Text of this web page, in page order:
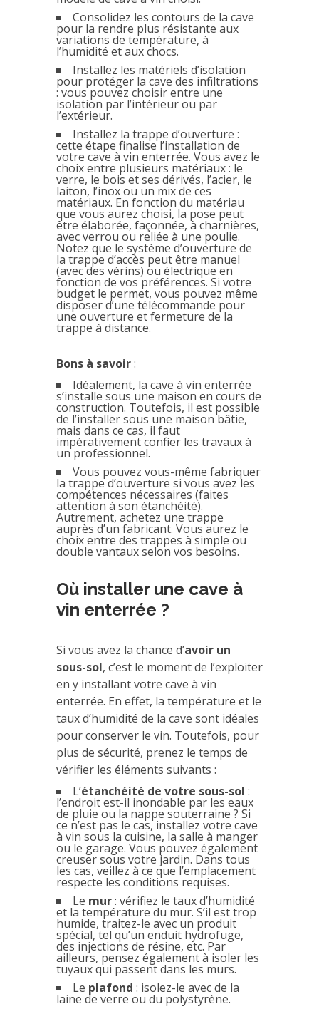
Consolidez les contours de la cave
pour la rendre plus résistante aux
variations de température, à
l’humidité et aux chocs.
Installez les matériels d’isolation
pour protéger la cave des infiltrations
: vous pouvez choisir entre une
isolation par l’intérieur ou par
l’extérieur.
Installez la trappe d’ouverture :
cette étape finalise l’installation de
votre cave à vin enterrée. Vous avez le
choix entre plusieurs matériaux : le
verre, le bois et ses dérivés, l’acier, le
laiton, l’inox ou un mix de ces
matériaux. En fonction du matériau
que vous aurez choisi, la pose peut
être élaborée, façonnée, à charnières,
avec verrou ou reliée à une poulie.
Notez que le système d’ouverture de
la trappe d’accès peut être manuel
(avec des vérins) ou électrique en
fonction de vos préférences. Si votre
budget le permet, vous pouvez même
disposer d’une télécommande pour
une ouverture et fermeture de la
trappe à distance.
Bons à savoir:
Idéalement, la cave à vin enterrée
s’installe sous une maison en cours de
construction. Toutefois, il est possible
de l’installer sous une maison bâtie,
mais dans ce cas, il faut
impérativement confier les travaux à
un professionnel.
Vous pouvez vous-même fabriquer
la trappe d’ouverture si vous avez les
compétences nécessaires (faites
attention à son étanchéité).
Autrement, achetez une trappe
auprès d’un fabricant. Vous aurez le
choix entre des trappes à simple ou
double vantaux selon vos besoins.
Où installer une cave à
vin enterrée ?
Si vous avez la chance d’avoir un
sous-sol, c’est le moment de l’exploiter
en y installant votre cave à vin
enterrée. En effet, la température et le
taux d’humidité de la cave sont idéales
pour conserver le vin. Toutefois, pour
plus de sécurité, prenez le temps de
vérifier les éléments suivants :
L’étanchéité de votre sous-sol :
l’endroit est-il inondable par les eaux
de pluie ou la nappe souterraine ? Si
ce n’est pas le cas, installez votre cave
à vin sous la cuisine, la salle à manger
ou le garage. Vous pouvez également
creuser sous votre jardin. Dans tous
les cas, veillez à ce que l’emplacement
respecte les conditions requises.
Le mur: vérifiez le taux d’humidité
et la température du mur. S’il est trop
humide, traitez-le avec un produit
spécial, tel qu’un enduit hydrofuge,
des injections de résine, etc. Par
ailleurs, pensez également à isoler les
tuyaux qui passent dans les murs.
Le plafond : isolez-le avec de la
laine de verre ou du polystyrène.